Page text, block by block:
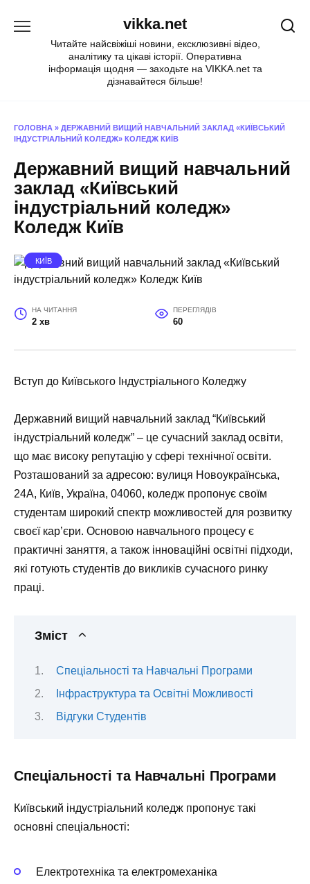
vikka.net
Читайте найсвіжіші новини, ексклюзивні відео,
аналітику та цікаві історії. Оперативна
інформація щодня — заходьте на VIKKA.net та
дізнавайтеся більше!
ГОЛОВНА » ДЕРЖАВНИЙ ВИЩИЙ НАВЧАЛЬНИЙ ЗАКЛАД «КИЇВСЬКИЙ
ІНДУСТРІАЛЬНИЙ КОЛЕДЖ» КОЛЕДЖ КИЇВ
Державний вищий навчальний
заклад «Київський
індустріальний коледж»
Коледж Київ
КИЇВ
НА ЧИТАННЯ
2 хв
ПЕРЕГЛЯДІВ
60
Вступ до Київського Індустріального Коледжу
Державний вищий навчальний заклад “Київський
індустріальний коледж” – це сучасний заклад освіти,
що має високу репутацію у сфері технічної освіти.
Розташований за адресою: вулиця Новоукраїнська,
24А, Київ, Україна, 04060, коледж пропонує своїм
студентам широкий спектр можливостей для розвитку
своєї кар’єри. Основою навчального процесу є
практичні заняття, а також інноваційні освітні підходи,
які готують студентів до викликів сучасного ринку
праці.
Зміст
Спеціальності та Навчальні Програми
Інфраструктура та Освітні Можливості
Відгуки Студентів
Спеціальності та Навчальні Програми
Київський індустріальний коледж пропонує такі
основні спеціальності:
Електротехніка та електромеханіка